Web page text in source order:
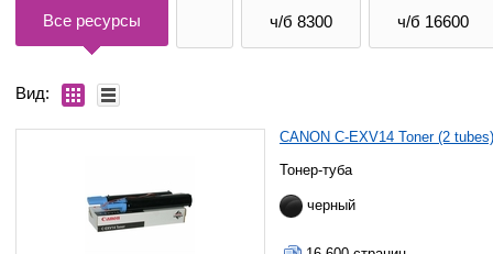
Все ресурсы ч/б 8300 ч/б 16600
Вид:
CANON C-EXV14 Toner (2
Тонер-туба
черный